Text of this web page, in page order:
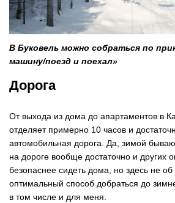
В Буковель можно собраться по
машину/поезд и поехал»
Дорога
От выхода из дома до апартаментов в
отделяет примерно 10 часов и
автомобильная дорога. Да, зимой
на дороге вообще достаточно и других
безопаснее сидеть дома, но здесь не
оптимальный способ добраться до
в том числе и для меня.